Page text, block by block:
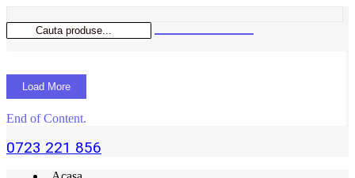
Load More
End of Content.
0723 221 856